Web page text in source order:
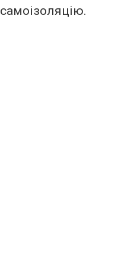
самоізоляцію.